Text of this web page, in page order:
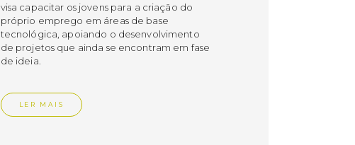
visa capacitar os jovens para a criação do
próprio emprego em áreas de base
tecnológica, apoiando o desenvolvimento
de projetos que ainda se encontram em fase
de ideia.
LER MAIS